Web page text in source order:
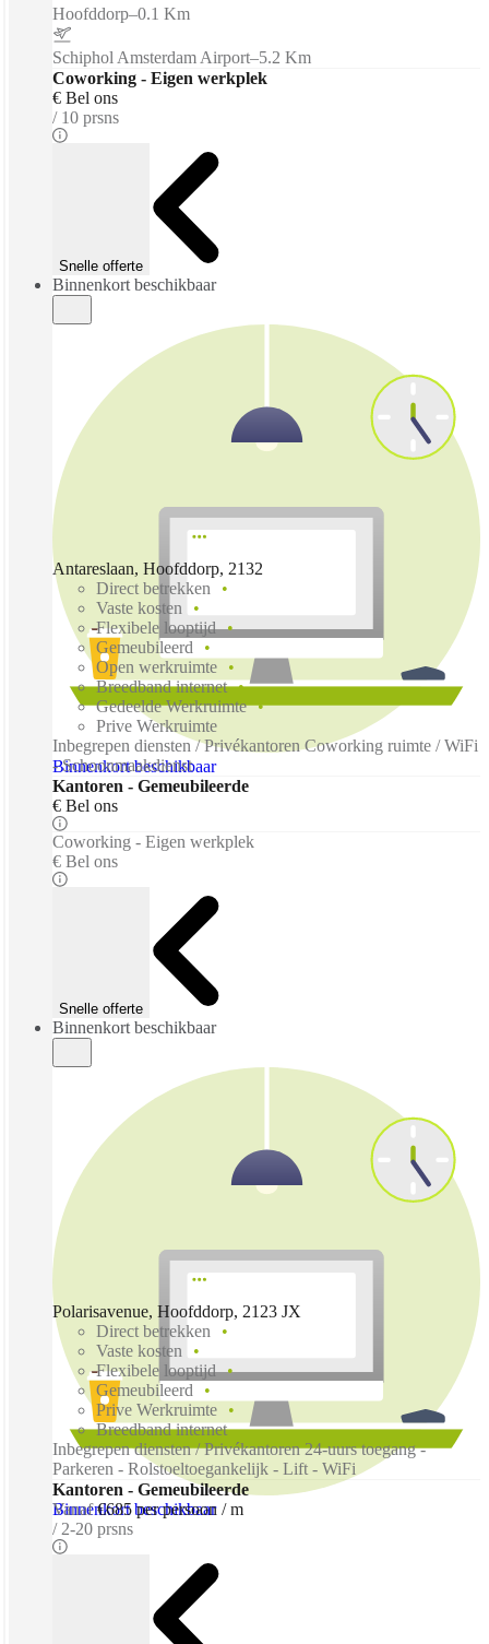
Hoofddorp–0.1 Km
Schiphol Amsterdam Airport–5.2 Km
Coworking - Eigen werkplek
€ Bel ons
10 prsns
Snelle offerte
Binnenkort beschikbaar
Binnenkort beschikbaar
Antareslaan, Hoofddorp, 2132
Direct betrekken
Vaste kosten
Flexibele looptijd
Gemeubileerd
Open werkruimte
Breedband internet
Gedeelde Werkruimte
Prive Werkruimte
Inbegrepen diensten / Privékantoren Coworking ruimte / WiFi
- Schoonmaakdienst
Kantoren - Gemeubileerde
€ Bel ons
Coworking - Eigen werkplek
€ Bel ons
Snelle offerte
Binnenkort beschikbaar
Binnenkort beschikbaar
Polarisavenue, Hoofddorp, 2123 JX
Direct betrekken
Vaste kosten
Flexibele looptijd
Gemeubileerd
Prive Werkruimte
Breedband internet
Inbegrepen diensten / Privékantoren 24-uurs toegang -
Parkeren - Rolstoeltoegankelijk - Lift - WiFi
Kantoren - Gemeubileerde
Vanaf €685 per persoon / m
2-20 prsns